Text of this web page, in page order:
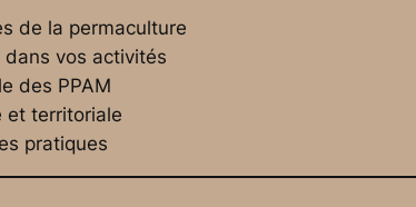
de la permaculture
vos activités
des PPAM
et territoriale
pratiques